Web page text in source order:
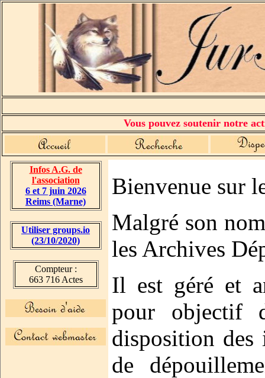
Vous pouvez soutenir notre
Infos A.G. de
l'association
6 et 7 juin 2026
Reims (Marne)
Utiliser groups.io
(23/10/2020)
Compteur :
663 716 Actes
Bienvenue sur
Malgré son
les Archives
Il est géré et
pour objectif
disposition
de